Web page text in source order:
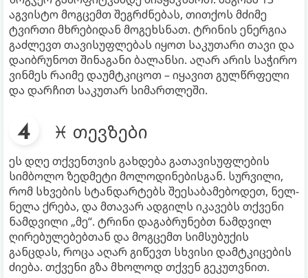
აგვისტო მოგცემთ შეგრძნებას, თითქოს მძიმე
ტვირთი მხრებიდან მოგეხსნათ. ტრინის ენერგია
გაძლევთ თავისუფლებას იყოთ საკუთარი თავი და
დაიბრუნოთ შინაგანი ბალანსი. აღარ არის საჭირო
ვინმეს რაიმე დაუმტკიცოთ – იყავით გულწრფელი
და დარჩით საკუთარ სიმართლეში.
♓ თევზები
ეს დღე თქვენთვის გახდება გათავისუფლების
სიმბოლო ზედმეტი მოლოდინებისგან. სურვილი,
რომ სხვების სტანდარტებს შეესაბამებოდეთ, ნელ-
ნელა ქრება, და მთავარ ადგილს იკავებს თქვენი
ნამდვილი „მე“. ტრინი დაგაბრუნებთ ნამდვილ
ღირებულებებთან და მოგცემთ სიმსუბუქის
განცდას, როცა აღარ გიწევთ სხვისი დამტკიცების
ძიება. თქვენი გზა მხოლოდ თქვენ გეკუთვნით.